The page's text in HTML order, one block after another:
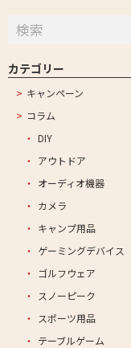
カテゴリー
キャンペーン
コラム
DIY
アウトドア
オーディオ機器
カメラ
キャンプ用品
ゲーミングデバイス
ゴルフウェア
スノーピーク
スポーツ用品
テーブルゲーム